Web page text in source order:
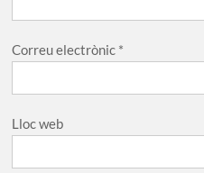
Correu electrònic *
Lloc web